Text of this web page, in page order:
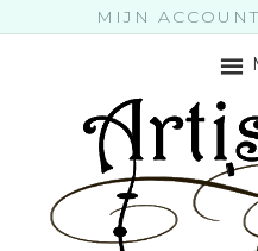
MIJN ACCOUNT